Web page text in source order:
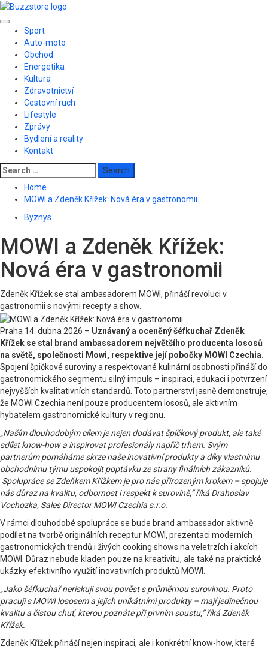
Skip
content
Primary
Menu
Sport
Auto-moto
Obchod
Energetika
Kultura
Zdravotnictví
Cestovní ruch
Lifestyle
Zprávy
Bydlení a reality
Kontakt
Search
for:
Home
MOWI a Zdeněk Křížek: Nová éra v gastronomii
Byznys
MOWI a Zdeněk Křížek:
Nová éra v gastronomii
Zdeněk Křížek se stal ambasadorem MOWI, přináší revoluci v
gastronomii s novými recepty a show.
Praha 14. dubna 2026 – Uznávaný a oceněný šéfkuchař Zdeněk
Křížek se stal brand ambassadorem největšího producenta lososů
na světě, společnosti Mowi, respektive její pobočky MOWI Czechia.
Spojení špičkové suroviny a respektované kulinární osobnosti přináší do
gastronomického segmentu silný impuls – inspiraci, edukaci i potvrzení
nejvyšších kvalitativních standardů. Toto partnerství jasně demonstruje,
že MOWI Czechia není pouze producentem lososů, ale aktivním
hybatelem gastronomické kultury v regionu.
„Naším dlouhodobým cílem je nejen dodávat špičkový produkt, ale také
sdílet know-how a inspirovat profesionály napříč trhem. Svým
partnerům pomáháme skrze naše inovativní produkty a díky vlastnímu
obchodnímu týmu uspokojit poptávku ze strany finálních zákazníků.
Spolupráce se Zdeňkem Křížkem je pro nás přirozeným krokem – spojuje
nás důraz na kvalitu, odbornost i respekt k surovině,“ říká Drahoslav
Vochozka, Sales Director MOWI Czechia s.r.o.
V rámci dlouhodobé spolupráce se bude brand ambassador aktivně
podílet na tvorbě originálních receptur MOWI, prezentaci moderních
gastronomických trendů i živých cooking shows na veletrzích i akcích
MOWI. Důraz nebude kladen pouze na kreativitu, ale také na praktické
ukázky efektivního využití inovativních produktů MOWI.
„Jako šéfkuchař neriskuji svou pověst s průměrnou surovinou. Proto
pracuji s MOWI lososem a jejich unikátními produkty – mají jedinečnou
kvalitu a čistou chuť, kterou poznáte při prvním soustu,“ říká Zdeněk
Křížek.
Zdeněk Křížek přináší nejen inspiraci, ale i konkrétní know-how, které